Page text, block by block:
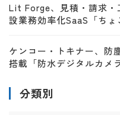
Lit Forge、見積・請求・
設業務効率化SaaS「ち
ケンコー・トキナー、防
搭載「防水デジタルカメ
分類別